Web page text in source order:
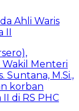
Ahli Waris
II